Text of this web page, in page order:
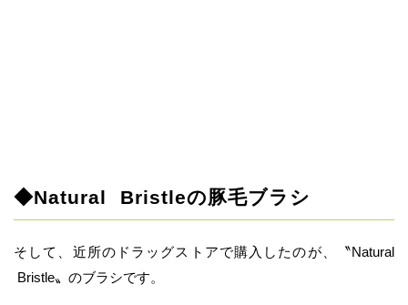
◆Natural Bristleの豚毛ブラシ
そして、近所のドラッグストアで購入したのが、〝Natural
Bristle〟のブラシです。